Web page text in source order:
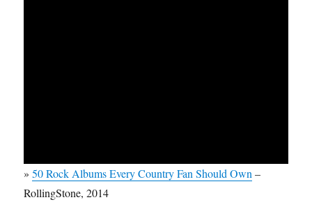
»50 Rock Albums Every Country Fan Should Own–
RollingStone, 2014